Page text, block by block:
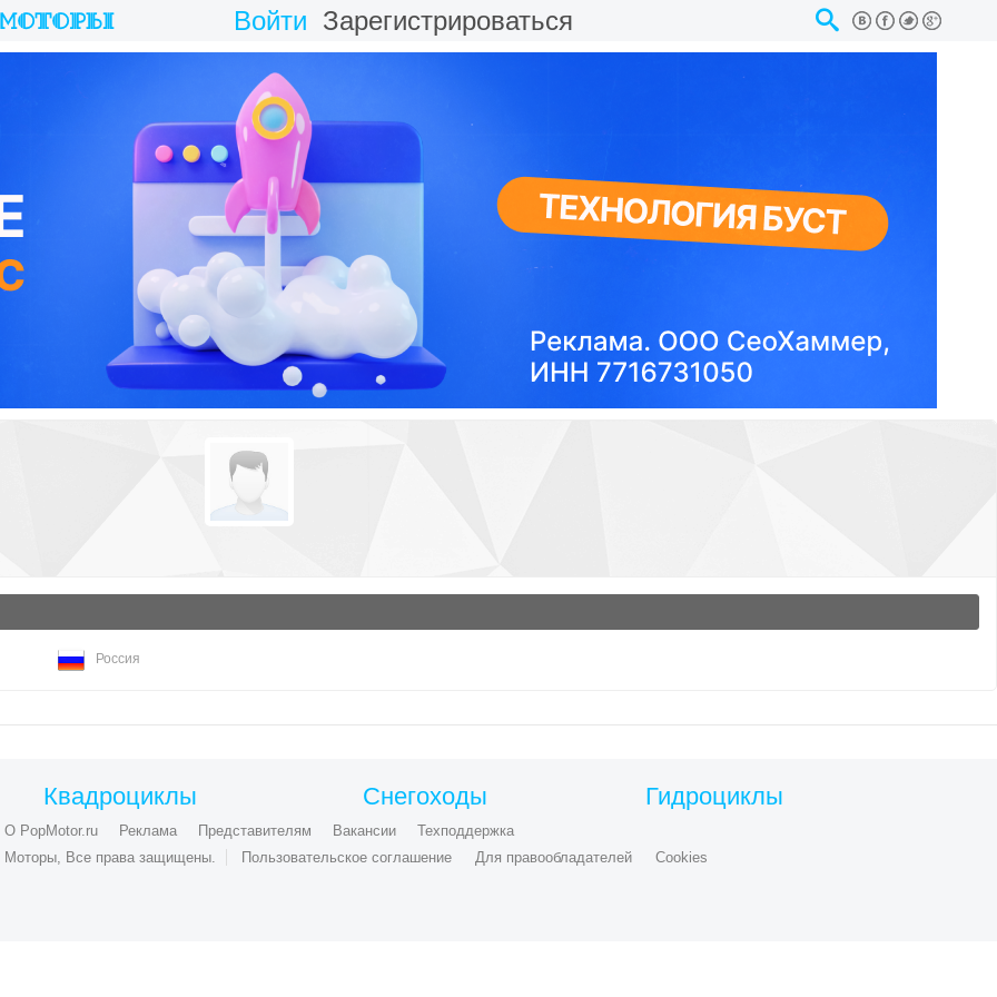
Войти Зарегистрироваться
Россия
Квадроциклы Снегоходы Гидроциклы
О PopMotor.ru Реклама Представителям Вакансии
Техподдержка
Моторы, Все права защищены.
Пользовательское соглашение Для правообладателей Cookies